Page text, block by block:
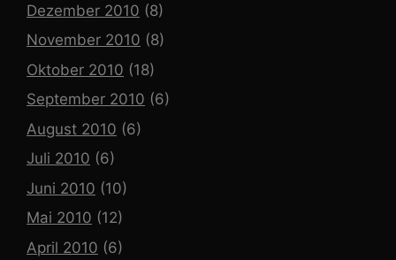
Dezember 2010 (8)
November 2010 (8)
Oktober 2010 (18)
September 2010 (6)
August 2010 (6)
Juli 2010 (6)
Juni 2010 (10)
Mai 2010 (12)
April 2010 (6)